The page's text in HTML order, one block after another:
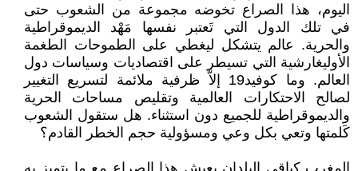
اليوم، هذا الصراع تخوضه مجموعة من الشعوب حتى
في تلك الدول التي تَعتبر نفسها مَهْد الديموقراطية
والحرية. عالم يتشكل ليغطي على الطموحات الطغمة
الأوليغارشية التي تسيطر على اقتصاديات وسياسات دول
العالم. وما كوفيد19 إلاّ ظرفية ملائمة لتسريع التغيير
لصالح الاحتكارات العالمية وتقليص مساحات الحرية
والديموقراطية للجميع دون استثناء. هل ستقول الشعوب
كَلمتها وتعي بكل وعي ومسؤولية حجم الخطر القادم؟